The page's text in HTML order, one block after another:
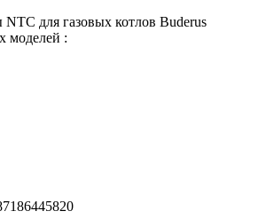
для газовых котлов Buderus
моделей :